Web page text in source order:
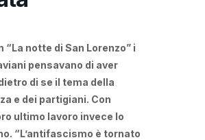
“La notte di San Lorenzo” i
pensavano di aver
di se il tema della
e dei partigiani. Con
ultimo lavoro invece lo
“L’antifascismo è tornato